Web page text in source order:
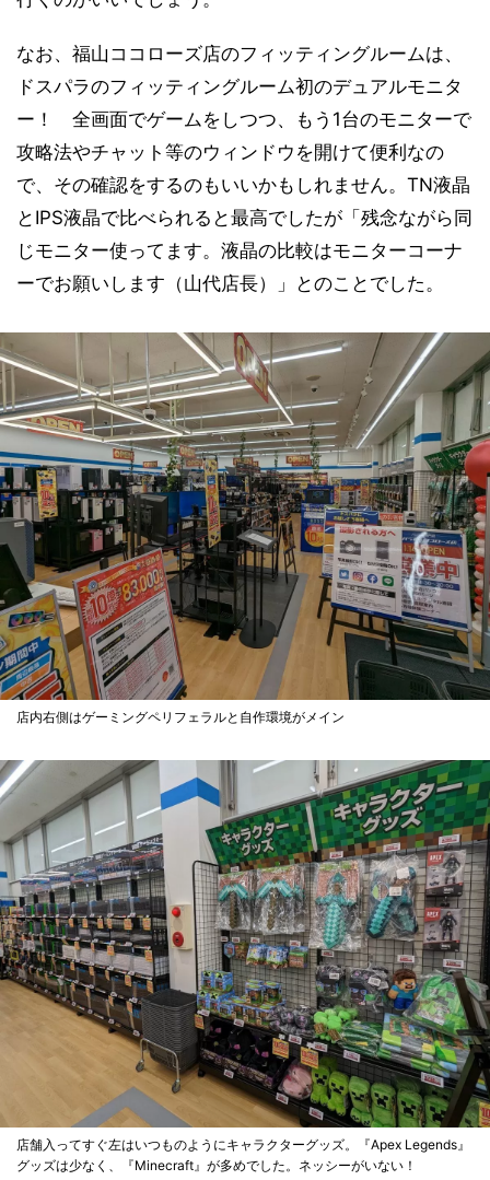
なお、福山ココローズ店のフィッティングルームは、
ドスパラのフィッティングルーム初のデュアルモニタ
ー！ 全画面でゲームをしつつ、もう1台のモニターで
攻略法やチャット等のウィンドウを開けて便利なの
で、その確認をするのもいいかもしれません。TN液晶
とIPS液晶で比べられると最高でしたが「残念ながら同
じモニター使ってます。液晶の比較はモニターコーナ
ーでお願いします（山代店長）」とのことでした。
店内右側はゲーミングペリフェラルと自作環境がメイン
店舗入ってすぐ左はいつものようにキャラクターグッズ。『Apex Legends』
グッズは少なく、『Minecraft』が多めでした。ネッシーがいない！